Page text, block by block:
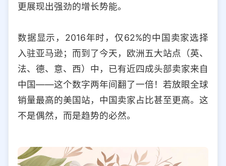
更展现出强劲的增长势能。
数据显示，2016年时，仅62%的中国卖家选择
入驻亚马逊；而到了今天，欧洲五大站点（英、
法、德、意、西）中，已有近四成头部卖家来自
中国——这个数字两年间翻了一倍！若放眼全球
销量最高的美国站，中国卖家占比甚至更高。这
不是偶然，而是趋势的必然。